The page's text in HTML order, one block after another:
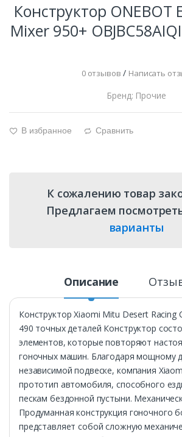
Конструктор ONEBOT
Mixer 950+
0 отзывов / Написать
Бренд: Прочие
g В избранное d Сравнить
К сожалению товар
Предлагаем
варианты
Описание
Конструктор Xiaomi Mitu Desert Racing
490 точных деталей Конструктор
элементов, которые повторяют
гоночных машин. Благодаря мощному
независимой подвеске, компания
прототип автомобиля, способного
пескам бездонной пустыни.
Продуманная конструкция гоночного
представляет собой сложную